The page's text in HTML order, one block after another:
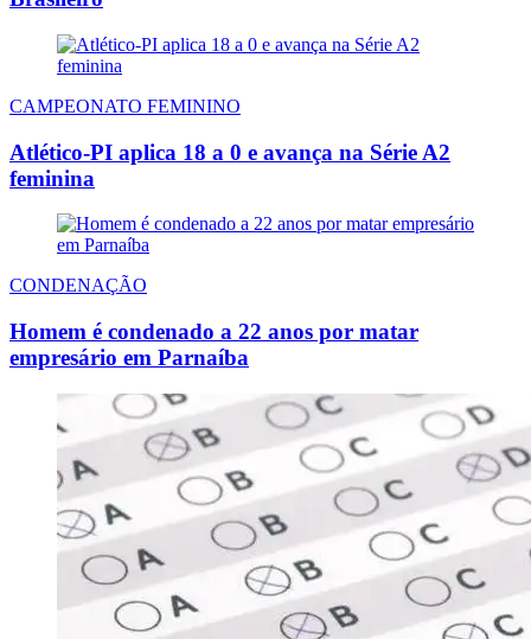
CAMPEONATO FEMININO
Atlético-PI aplica 18 a 0 e avança na Série A2
feminina
CONDENAÇÃO
Homem é condenado a 22 anos por matar
empresário em Parnaíba